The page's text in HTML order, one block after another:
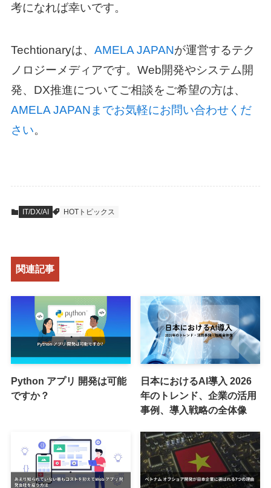
考になれば幸いです。
Techtionaryは、 AMELA JAPANが運営するテク
ノロジーメディアです。Web開発やシステム開
発、DX推進についてご相談をご希望の方は、
AMELA JAPANまでお気軽にお問い合わせくだ
さい。
IT/DX/AI HOTトピックス
関連記事
Python アプリ 開発は可能
ですか？
日本におけるAI導入 2026
年のトレンド、企業の活用
事例、導入戦略の全体像